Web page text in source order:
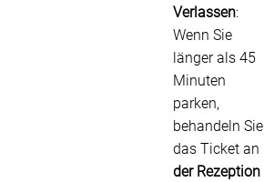
Verlassen:
Wenn Sie
länger als 45
Minuten
parken,
behandeln Sie
das Ticket an
der Rezeption